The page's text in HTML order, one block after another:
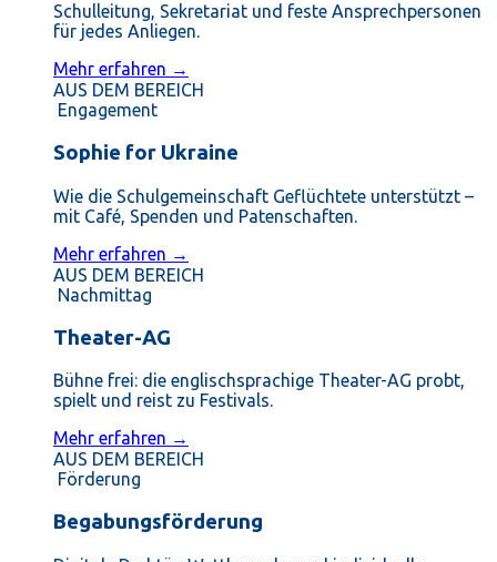
Schulleitung, Sekretariat und feste Ansprechpersonen
für jedes Anliegen.
Mehr erfahren →
AUS DEM BEREICH
Engagement
Sophie for Ukraine
Wie die Schulgemeinschaft Geflüchtete unterstützt –
mit Café, Spenden und Patenschaften.
Mehr erfahren →
AUS DEM BEREICH
Nachmittag
Theater-AG
Bühne frei: die englischsprachige Theater-AG probt,
spielt und reist zu Festivals.
Mehr erfahren →
AUS DEM BEREICH
Förderung
Begabungsförderung